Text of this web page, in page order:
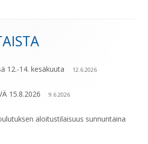
12.-14. kesäkuuta 12.6.2026
15.8.2026 9.6.2026
aloitustilaisuus sunnuntaina